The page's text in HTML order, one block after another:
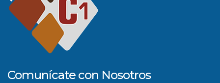
Comunícate con Nosotros